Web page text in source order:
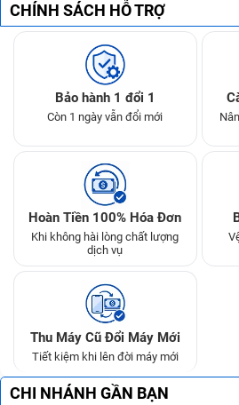
CHÍNH SÁCH HỖ TRỢ
Bảo hành 1 đổi 1
Còn 1 ngày vẫn đổi mới
Hoàn Tiền 100% Hóa Đơn
Khi không hài lòng chất lượng
dịch vụ
Thu Máy Cũ Đổi Máy Mới
Tiết kiệm khi lên đời máy mới
CHI NHÁNH GẦN BẠN